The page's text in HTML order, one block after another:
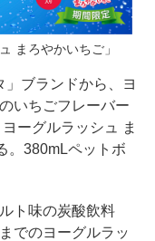
まろやかいちご」
ブランドから、ヨ
いちごフレーバー
ーグルラッシュ ま
。380mLペットボ
ト味の炭酸飲料
でのヨーグルラッ